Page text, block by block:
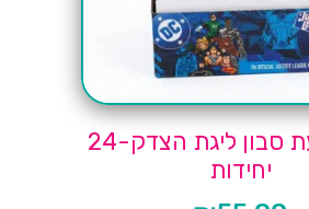
מארז בועת סבון ליגת הצדק-24
יחידות